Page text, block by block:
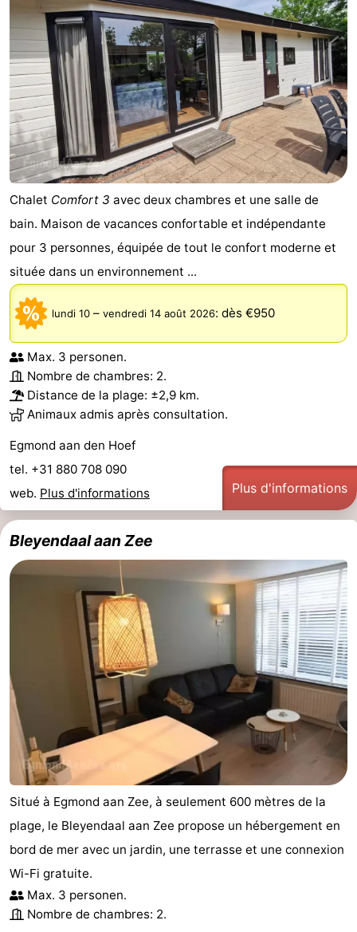
Chalet Comfort 3 avec deux chambres et une salle de
bain. Maison de vacances confortable et indépendante
pour 3 personnes, équipée de tout le confort moderne et
située dans un environnement ...
lundi 10 – vendredi 14 août 2026: dès €950
Max. 3 personen.
Nombre de chambres: 2.
Distance de la plage: ±2,9 km.
Animaux admis après consultation.
Egmond aan den Hoef
tel. +31 880 708 090
web. Plus d'informations Plus d'informations
Bleyendaal aan Zee
Situé à Egmond aan Zee, à seulement 600 mètres de la
plage, le Bleyendaal aan Zee propose un hébergement en
bord de mer avec un jardin, une terrasse et une connexion
Wi-Fi gratuite.
Max. 3 personen.
Nombre de chambres: 2.